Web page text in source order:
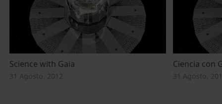
Science with Gaia
31 Agosto, 2012
Ciencia con
31 Agosto,